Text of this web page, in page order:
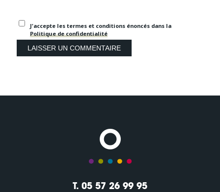
J'accepte les termes et conditions énoncés dans la
Politique de confidentialité
T. 05 57 26 99 95